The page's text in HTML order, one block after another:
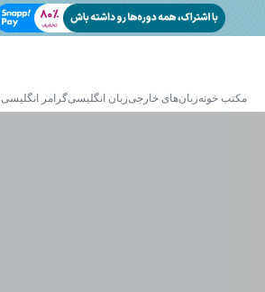
مکتب خونهزبان‌های خارجیزبان انگلیسیگرامر انگلیسی